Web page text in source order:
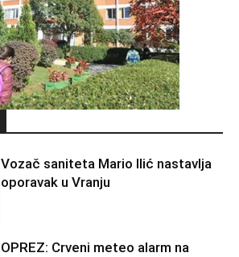
Vozač saniteta Mario Ilić nastavlja
oporavak u Vranju
OPREZ: Crveni meteo alarm na